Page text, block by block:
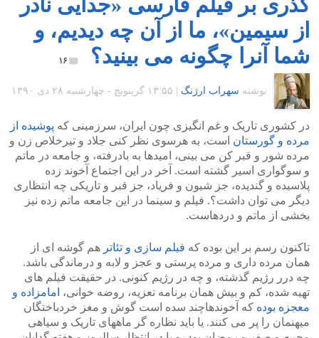
از سیمین»‍، ما از آن چه دیدیم، و
شما آنرا چگونه می بینید؟
۱۶
نوشته سهراب ارژنگ ۱۳:۵۵ گرينويچ - چهارشنبه ۲۸ دی ۱۳۹۰
در کشوری تاریک و غم انگیزی چون ایران، سرزمینی که پوشیده از
مرده و گورستان است، به هرسوی نظر کنی جلاد و تیرخلاص زن و
مرده شور و قبر کن می بینی، امیدها به بادرفته، و جامعه در ماتم
و سوگواری اسیر گشته است. آخر در این اجتماع آخوند زده
پلاسیده و گندیده، جز شیون و فریاد، جز قبر و تاریکی چه انتظاری
دیگر می توان داشت؟. فیلم و سینما در این جامعه ماتم زده نیز
بخشی از ماتم و دردهاست.
تاکنون رسم بر این بوده که فیلم سازی و تئاتر هم گوشه ای از
همان مرده داری و مرده پرستی و عجز و لابه و درماندگی باشد.
چه درر رژیم گذشته، و چه در رژیم کنونی. در حقیقت فیلم های
تهیه شده، کم و بیش همان برنامه تعزیه، روضه خوانی، امامزاده و
معجزه بوده که آخوندهاچند سده است گوش و مغز خردباختگان
میهنمان را پر می کنند. یا باید نظاره گر ماههای تاریک و سیاهی